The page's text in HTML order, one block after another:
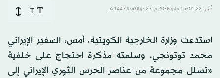
نُشر: 01:22-13 مايو 2026 م ـ 27 ذو القِعدة 1447 هـ T
T
استدعت وزارة الخارجية الكويتية، أمس، السفير الإيراني
محمد توتونجي، وسلمته مذكرة احتجاج على خلفية
«تسلل مجموعة من عناصر الحرس الثوري الإيراني إلى